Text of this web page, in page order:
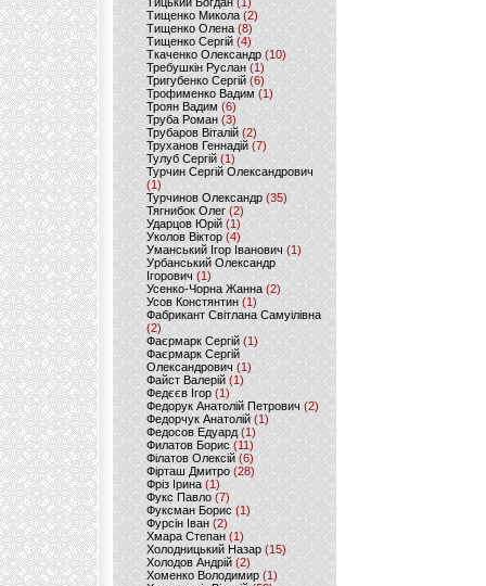
Тищенко Микола (2)
Тищенко Олена (8)
Тищенко Сергій (4)
Ткаченко Олександр (10)
Требушкін Руслан (1)
Тригубенко Сергій(6)
Трофименко Вадим (1)
Троян Вадим (6)
Труба Роман(3)
Трубаров Віталій (2)
Труханов Геннадій (7)
Тулуб Сергій(1)
Турчин Сергій Олександрович
(1)
Турчинов Олександр(35)
Тягнибок Олег (2)
Ударцов Юрій (1)
Уколов Віктор(4)
Уманський Ігор Іванович(1)
Урбанський Олександр
Ігорович (1)
Усенко-Чорна Жанна (2)
Усов Констянтин(1)
Фабрикант Світлана Самуілівна
(2)
Фаєрмарк Сергій(1)
Фаєрмарк Сергій
Олександрович (1)
Файст Валерій(1)
Федєєв Ігор (1)
Федорук Анатолій Петрович (2)
Федорчук Анатолій (1)
Федосов Едуард (1)
Филатов Борис (11)
Філатов Олексій (6)
Фірташ Дмитро (28)
Фріз Ірина (1)
Фукс Павло (7)
Фуксман Борис (1)
Фурсін Іван (2)
Хмара Степан(1)
Холодницький Назар(15)
Холодов Андрій (2)
Хоменко Володимир (1)